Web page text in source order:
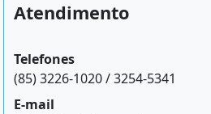
Atendimento
Telefones
(85) 3226-1020 / 3254-5341
E-mail